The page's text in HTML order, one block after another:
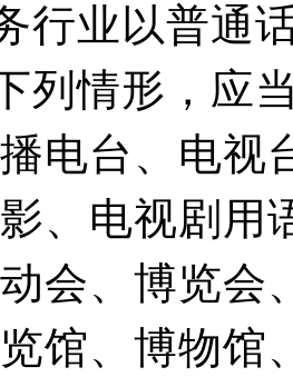
行业以普通
情形，应
播电台、电
影、电视剧用
动会、博览
览馆、博物